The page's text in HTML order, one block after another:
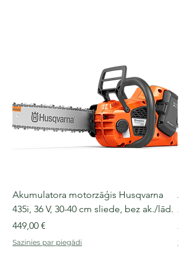
Akumulatora motorzāģis Husqvarna
435i, 36 V, 30-40 cm sliede, bez ak./lād.
Cena
449,00 €
Sazinies par piegādi